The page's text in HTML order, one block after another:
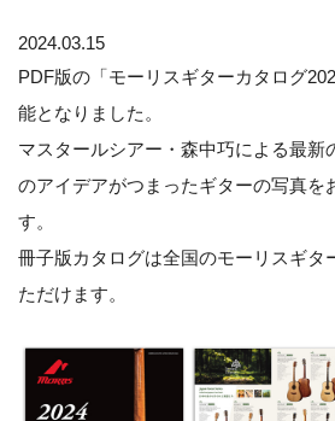
2024.03.15
PDF版の「モーリスギターカタログ
能となりました。
マスタールシアー・森中巧による最新
のアイデアがつまったギターの写真を
す。
冊子版カタログは全国のモーリスギタ
ただけます。